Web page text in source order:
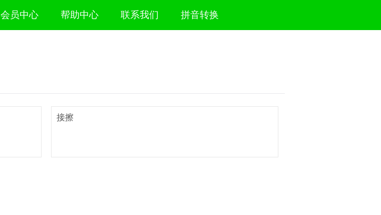
会员中心 帮助中心 联系我们 拼音转换
接擦